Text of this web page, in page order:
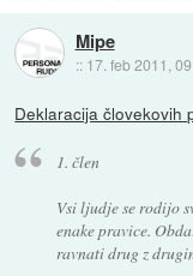
Mipe
:: 17. feb 2011,
Deklaracija človekovih
1. člen
Vsi ljudje se rodijo
enake pravice.
ravnati drug z